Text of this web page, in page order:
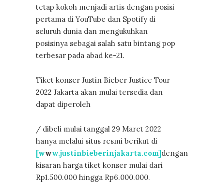
tetap kokoh menjadi artis dengan posisi
pertama di YouTube dan Spotify di
seluruh dunia dan mengukuhkan
posisinya sebagai salah satu bintang pop
terbesar pada abad ke-21.
Tiket konser Justin Bieber Justice Tour
2022 Jakarta akan mulai tersedia dan
dapat diperoleh
/ dibeli mulai tanggal 29 Maret 2022
hanya melalui situs resmi berikut di
[www.justinbieberinjakarta.com]dengan
kisaran harga tiket konser mulai dari
Rp1.500.000 hingga Rp6.000.000.